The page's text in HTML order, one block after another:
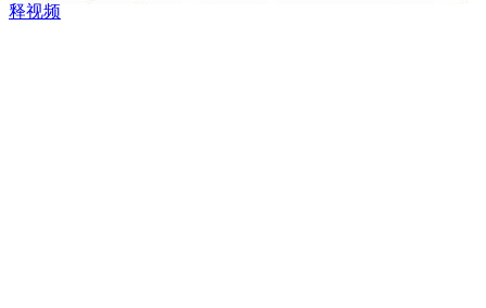
释视频